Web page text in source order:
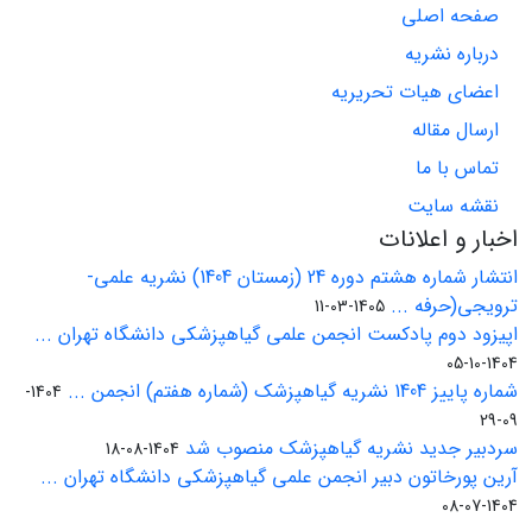
صفحه اصلی
درباره نشریه
اعضای هیات تحریریه
ارسال مقاله
تماس با ما
نقشه سایت
اخبار و اعلانات
انتشار شماره هشتم دوره 24 (زمستان 1404) نشریه علمی-
ترویجی(حرفه ... 1405-03-11
اپیزود دوم پادکست انجمن علمی گیاهپزشکی دانشگاه تهران ...
1404-10-05
شماره پاییز 1404 نشریه گیاهپزشک (شماره هفتم) انجمن ...
1404-
09-29
سردبیر جدید نشریه گیاهپزشک منصوب شد 1404-08-18
آرین پورخاتون دبیر انجمن علمی گیاهپزشکی دانشگاه تهران ...
1404-07-08